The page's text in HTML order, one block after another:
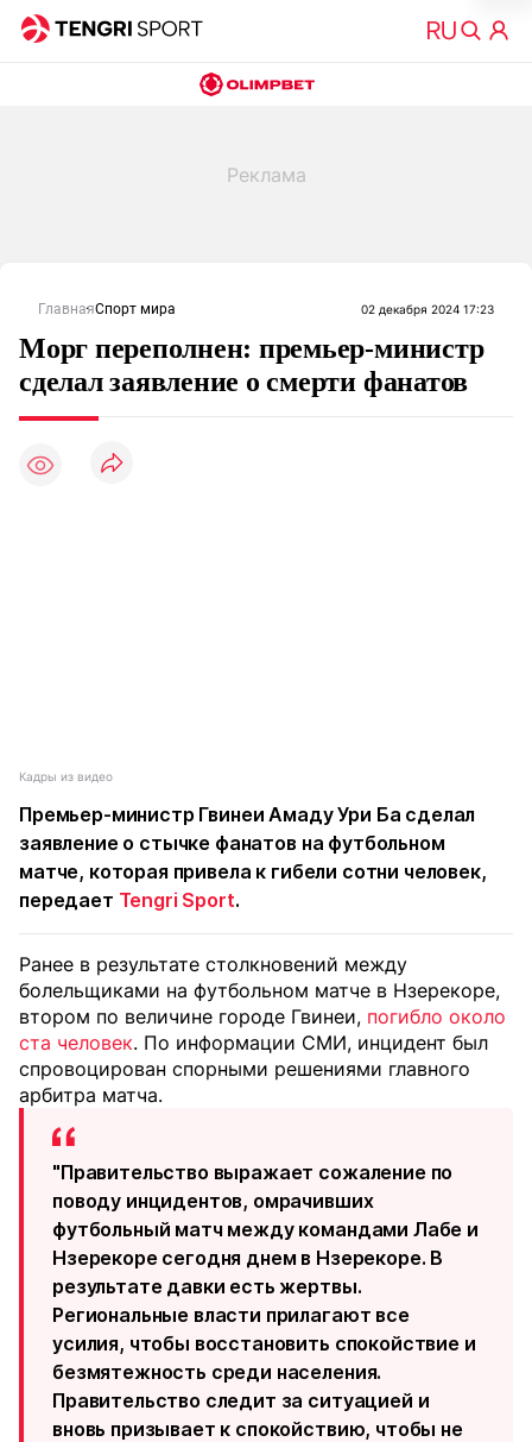
ГлавнаяСпорт мира 02 декабря 2024 17:23
Морг переполнен: премьер-министр
сделал заявление о смерти фанатов
Кадры из видео
Премьер-министр Гвинеи Амаду Ури Ба сделал
заявление о стычке фанатов на футбольном
матче, которая привела к гибели сотни человек,
передает Tengri Sport.
Ранее в результате столкновений между
болельщиками на футбольном матче в Нзерекоре,
втором по величине городе Гвинеи, погибло около
ста человек. По информации СМИ, инцидент был
спровоцирован спорными решениями главного
арбитра матча.
"Правительство выражает сожаление по
поводу инцидентов, омрачивших
футбольный матч между командами Лабе и
Нзерекоре сегодня днем в Нзерекоре. В
результате давки есть жертвы.
Региональные власти прилагают все
усилия, чтобы восстановить спокойствие и
безмятежность среди населения.
Правительство следит за ситуацией и
вновь призывает к спокойствию, чтобы не